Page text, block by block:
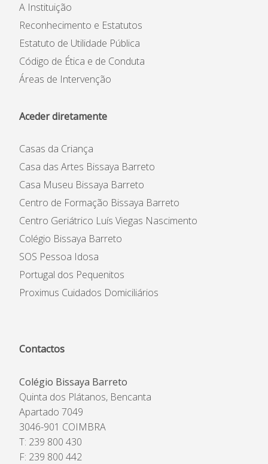
A Instituição
Reconhecimento e Estatutos
Estatuto de Utilidade Pública
Código de Ética e de Conduta
Áreas de Intervenção
Aceder diretamente
Casas da Criança
Casa das Artes Bissaya Barreto
Casa Museu Bissaya Barreto
Centro de Formação Bissaya Barreto
Centro Geriátrico Luís Viegas Nascimento
Colégio Bissaya Barreto
SOS Pessoa Idosa
Portugal dos Pequenitos
Proximus Cuidados Domiciliários
Contactos
Colégio Bissaya Barreto
Quinta dos Plátanos, Bencanta
Apartado 7049
3046-901 COIMBRA
T: 239 800 430
F: 239 800 442